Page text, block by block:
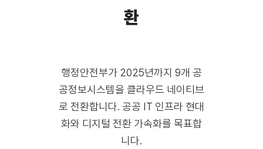
환
행정안전부가 2025년까지 9개 공
공정보시스템을 클라우드 네이티브
로 전환합니다. 공공 IT 인프라 현대
화와 디지털 전환 가속화를 목표합
니다.